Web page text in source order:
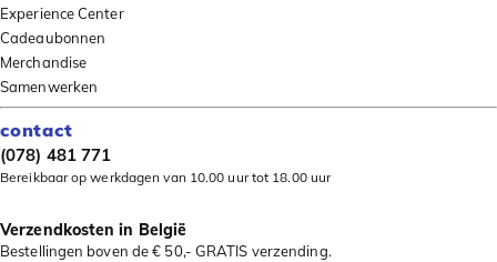
Experience Center
Cadeaubonnen
Merchandise
Samenwerken
contact
(078) 481 771
Bereikbaar op werkdagen van 10.00 uur tot 18.00 uur
Verzendkosten in België
Bestellingen boven de € 50,- GRATIS verzending.